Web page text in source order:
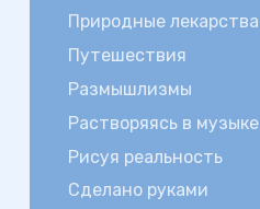
Природные лекарства
Путешествия
Размышлизмы
Растворяясь в музыке
Рисуя реальность
Сделано руками